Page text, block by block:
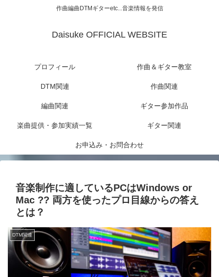
作曲編曲DTMギターetc...音楽情報を発信
Daisuke OFFICIAL WEBSITE
プロフィール 作曲＆ギター教室
DTM関連 作曲関連
編曲関連 ギター参加作品
楽曲提供・参加実績一覧 ギター関連
お申込み・お問合わせ
音楽制作に適しているPCはWindows or
Mac ?? 両方を使ったプロ目線からの答え
とは？
DTM関連